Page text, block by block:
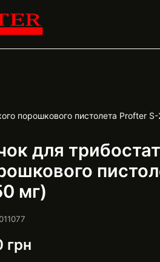
порошкового пистолета Profter
для
мг)
грн